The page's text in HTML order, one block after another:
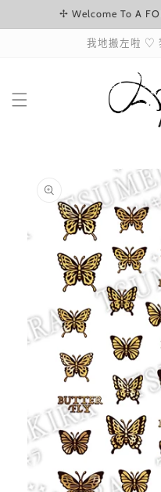
跳至內容✢ Welcome To A
我地搬左啦 ♡
資訊